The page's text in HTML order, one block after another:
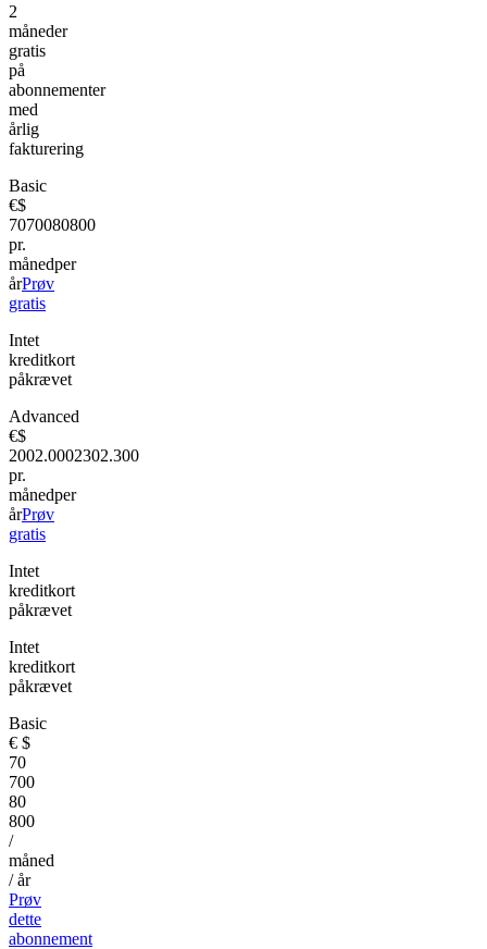
2
måneder
gratis
på
abonnementer
med
årlig
fakturering
Basic
€$
7070080800
pr.
månedper
årPrøv
gratis
Intet
kreditkort
påkrævet
Advanced
€$
2002.0002302.300
pr.
månedper
årPrøv
gratis
Intet
kreditkort
påkrævet
Intet
kreditkort
påkrævet
Basic
€ $
70
700
80
800
/
måned
/ år
Prøv
dette
abonnement